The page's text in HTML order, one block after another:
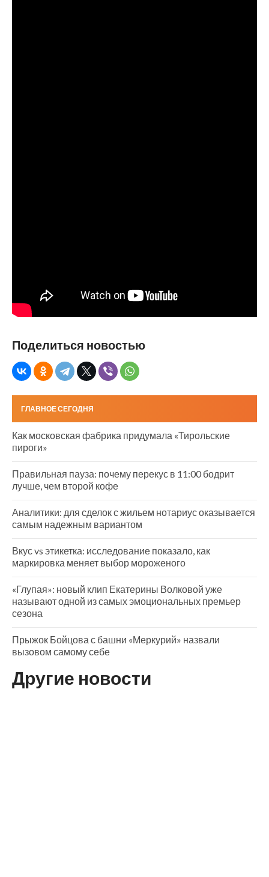
Поделиться новостью
ГЛАВНОЕ СЕГОДНЯ
Как московская фабрика придумала «Тирольские
пироги»
Правильная пауза: почему перекус в 11:00 бодрит
лучше, чем второй кофе
Аналитики: для сделок с жильем нотариус оказывается
самым надежным вариантом
Вкус vs этикетка: исследование показало, как
маркировка меняет выбор мороженого
«Глупая»: новый клип Екатерины Волковой уже
называют одной из самых эмоциональных премьер
сезона
Прыжок Бойцова с башни «Меркурий» назвали
вызовом самому себе
Другие новости